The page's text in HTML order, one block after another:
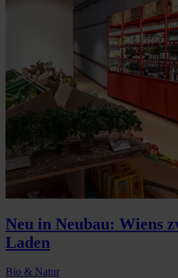
Neu in Neubau: Wiens
Laden
Bio & Natur